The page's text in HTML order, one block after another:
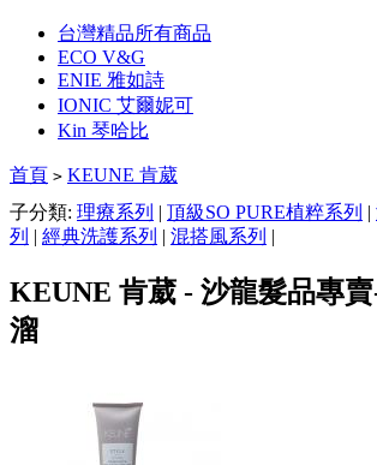
台灣精品所有商品
ECO V&G
ENIE 雅如詩
IONIC 艾爾妮可
Kin 琴哈比
首頁 > KEUNE 肯葳
子分類: 理療系列 | 頂級SO PURE植粹系列 |
列 | 經典洗護系列 | 混搭風系列 |
KEUNE 肯葳 - 沙龍髮品專
溜